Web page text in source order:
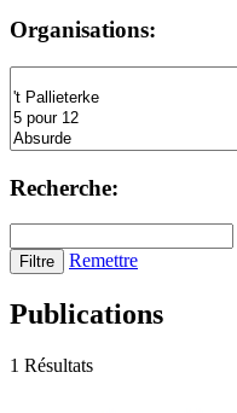
Organisations:
Recherche:
Remettre
Publications
1 Résultats